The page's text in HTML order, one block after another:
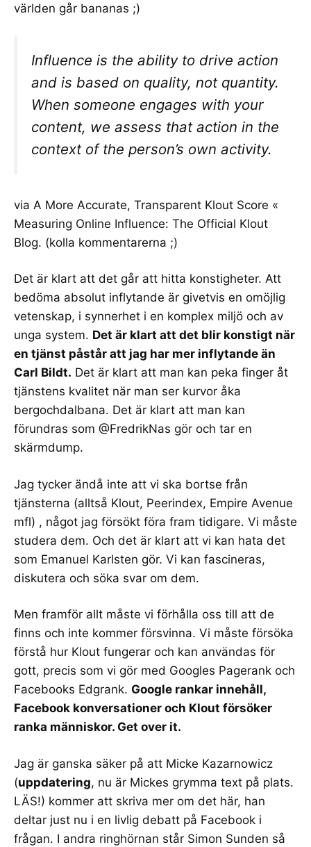
världen går bananas ;)
Influence is the ability to drive action
and is based on quality, not quantity.
When someone engages with your
content, we assess that action in the
context of the person’s own activity.
via A More Accurate, Transparent Klout Score «
Measuring Online Influence: The Official Klout
Blog. (kolla kommentarerna ;)
Det är klart att det går att hitta konstigheter. Att
bedöma absolut inflytande är givetvis en omöjlig
vetenskap, i synnerhet i en komplex miljö och av
unga system. Det är klart att det blir konstigt när
en tjänst påstår att jag har mer inflytande än
Carl Bildt. Det är klart att man kan peka finger åt
tjänstens kvalitet när man ser kurvor åka
bergochdalbana. Det är klart att man kan
förundras som @FredrikNas gör och tar en
skärmdump.
Jag tycker ändå inte att vi ska bortse från
tjänsterna (alltså Klout, Peerindex, Empire Avenue
mfl) , något jag försökt föra fram tidigare. Vi måste
studera dem. Och det är klart att vi kan hata det
som Emanuel Karlsten gör. Vi kan fascineras,
diskutera och söka svar om dem.
Men framför allt måste vi förhålla oss till att de
finns och inte kommer försvinna. Vi måste försöka
förstå hur Klout fungerar och kan användas för
gott, precis som vi gör med Googles Pagerank och
Facebooks Edgrank. Google rankar innehåll,
Facebook konversationer och Klout försöker
ranka människor. Get over it.
Jag är ganska säker på att Micke Kazarnowicz
(uppdatering, nu är Mickes grymma text på plats.
LÄS!) kommer att skriva mer om det här, han
deltar just nu i en livlig debatt på Facebook i
frågan. I andra ringhörnan står Simon Sunden så